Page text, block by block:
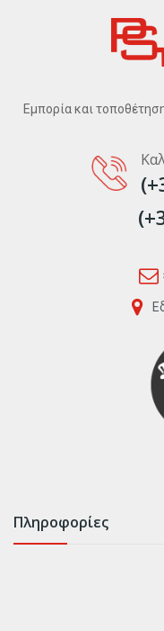
Εμπορία και
Πληροφορίες